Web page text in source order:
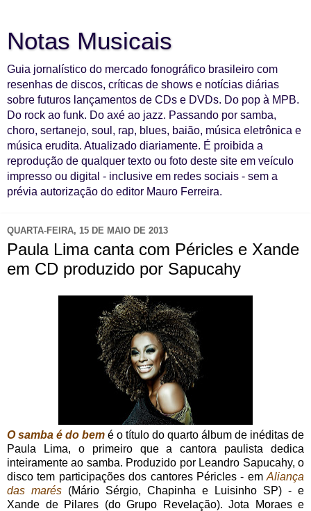
Notas Musicais
Guia jornalístico do mercado fonográfico brasileiro com
resenhas de discos, críticas de shows e notícias diárias
sobre futuros lançamentos de CDs e DVDs. Do pop à MPB.
Do rock ao funk. Do axé ao jazz. Passando por samba,
choro, sertanejo, soul, rap, blues, baião, música eletrônica e
música erudita. Atualizado diariamente. É proibida a
reprodução de qualquer texto ou foto deste site em veículo
impresso ou digital - inclusive em redes sociais - sem a
prévia autorização do editor Mauro Ferreira.
QUARTA-FEIRA, 15 DE MAIO DE 2013
Paula Lima canta com Péricles e Xande
em CD produzido por Sapucahy
O samba é do bem é o título do quarto álbum de inéditas de
Paula Lima, o primeiro que a cantora paulista dedica
inteiramente ao samba. Produzido por Leandro Sapucahy, o
disco tem participações dos cantores Péricles - em Aliança
das marés (Mário Sérgio, Chapinha e Luisinho SP) - e
Xande de Pilares (do Grupo Revelação). Jota Moraes e